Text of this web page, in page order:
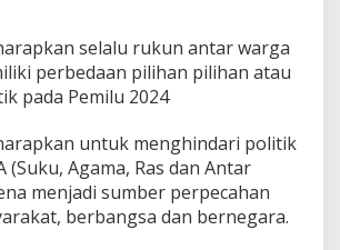
selalu rukun antar warga
perbedaan pilihan pilihan atau
pada Pemilu 2024
untuk menghindari politik
(Suku, Agama, Ras dan Antar
menjadi sumber perpecahan
berbangsa dan bernegara.